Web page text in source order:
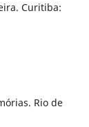
Curitiba:
Rio de